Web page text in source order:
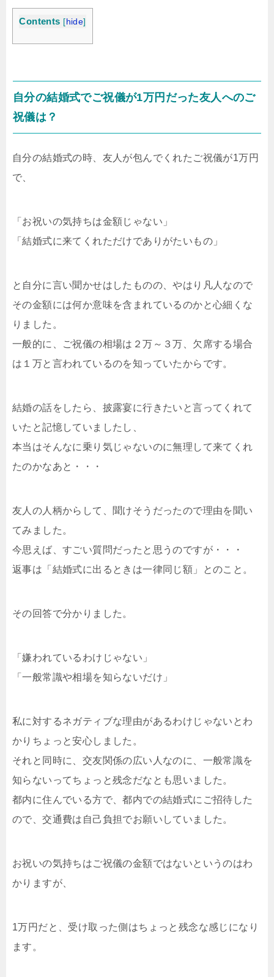
Contents [ hide]
自分の結婚式でご祝儀が1万円だった友人へのご
祝儀は？
自分の結婚式の時、友人が包んでくれたご祝儀が1万円
で、
「お祝いの気持ちは金額じゃない」
「結婚式に来てくれただけでありがたいもの」
と自分に言い聞かせはしたものの、やはり凡人なので
その金額には何か意味を含まれているのかと心細くな
りました。
一般的に、ご祝儀の相場は２万～３万、欠席する場合
は１万と言われているのを知っていたからです。
結婚の話をしたら、披露宴に行きたいと言ってくれて
いたと記憶していましたし、
本当はそんなに乗り気じゃないのに無理して来てくれ
たのかなあと・・・
友人の人柄からして、聞けそうだったので理由を聞い
てみました。
今思えば、すごい質問だったと思うのですが・・・
返事は「結婚式に出るときは一律同じ額」とのこと。
その回答で分かりました。
「嫌われているわけじゃない」
「一般常識や相場を知らないだけ」
私に対するネガティブな理由があるわけじゃないとわ
かりちょっと安心しました。
それと同時に、交友関係の広い人なのに、一般常識を
知らないってちょっと残念だなとも思いました。
都内に住んでいる方で、都内での結婚式にご招待した
ので、交通費は自己負担でお願いしていました。
お祝いの気持ちはご祝儀の金額ではないというのはわ
かりますが、
1万円だと、受け取った側はちょっと残念な感じになり
ます。